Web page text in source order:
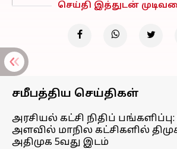
செய்தி இத்துடன்
சமீபத்திய செய்திகள்
அரசியல் கட்சி நிதிப்
அளவில் மாநில கட்சிகளில்
அதிமுக 5வது இடம்